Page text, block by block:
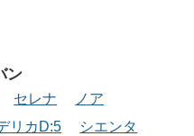
ン
セレナ
ノア
リカD:5 シエンタ